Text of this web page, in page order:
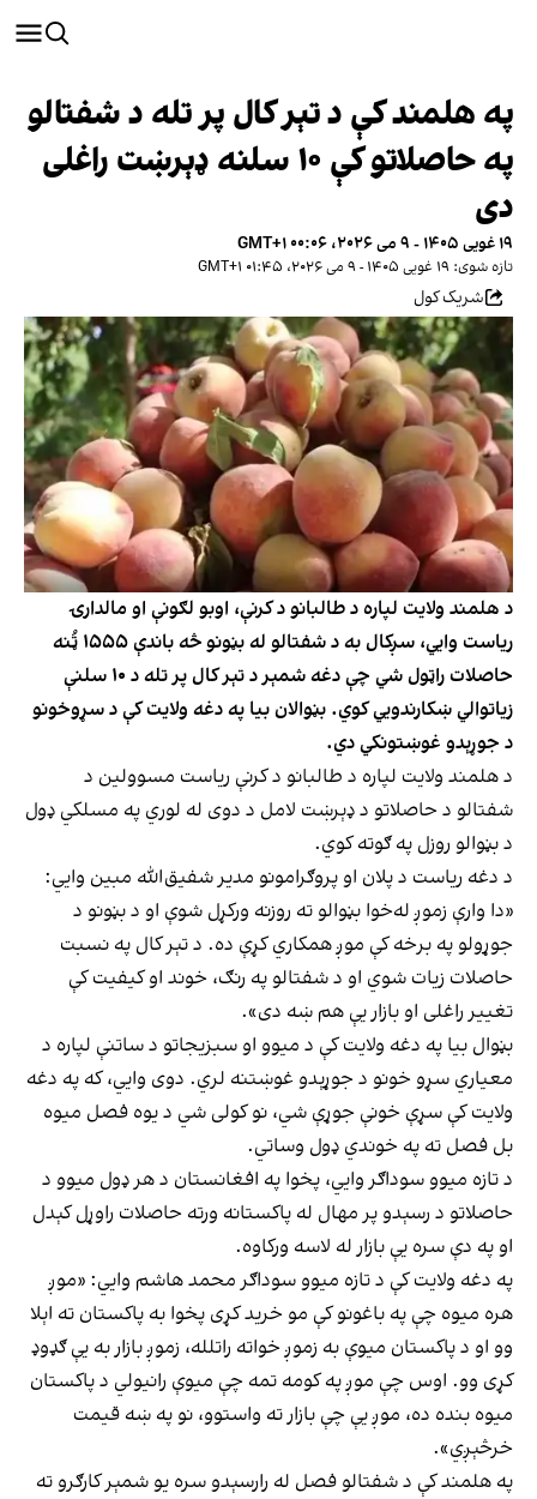
په هلمند کې د تېر کال پر تله د شفتالو
په حاصلاتو کې ۱۰ سلنه ډېرښت راغلی
دی
۱۹ غویی ۱۴۰۵ - ۹ می ۲۰۲۶، ۰۰:۰۶ GMT+۱
تازه شوی: ۱۹ غویی ۱۴۰۵ - ۹ می ۲۰۲۶، ۰۱:۴۵ GMT+۱
شریک کول
د هلمند ولایت لپاره د طالبانو د کرنې، اوبو لګونې او مالدارۍ
ریاست وايي، سږکال به د شفتالو له بڼونو څه باندې ۱۵۵۵ ټُنه
حاصلات راټول شي چې دغه شمېر د تېر کال پر تله د ۱۰ سلنې
زیاتوالي ښکارندويي کوي. بڼوالان بیا په دغه ولایت کې د سړوخونو
د جوړېدو غوښتونکي دي.
د هلمند ولایت لپاره د طالبانو د کرنې ریاست مسوولین د
شفتالو د حاصلاتو د ډېرښت لامل د دوی له لوري په مسلکي ډول
د بڼوالو روزل په ګوته کوي.
د دغه ریاست د پلان او پروګرامونو مدیر شفیق‌الله مبین وايي:
«دا وارې زموږ له‌خوا بڼوالو ته روزنه ورکړل شوې او د بڼونو د
جوړولو په برخه کې موږ همکاري کړې ده. د تېر کال په نسبت
حاصلات زیات شوي او د شفتالو په رنګ، خوند او کیفیت کې
تغییر راغلی او بازار یې هم ښه دی».
بڼوال بیا په دغه ولایت کې د میوو او سبزیجاتو د ساتنې لپاره د
معیاري سړو خونو د جوړېدو غوښتنه لري. دوی وايي، که په دغه
ولایت کې سړې خونې جوړې شي، نو کولی شي د یوه فصل میوه
بل فصل ته په خوندي ډول وساتي.
د تازه میوو سوداګر وايي، پخوا په افغانستان د هر ډول میوو د
حاصلاتو د رسېدو پر مهال له پاکستانه ورته حاصلات راوړل کېدل
او په دې سره یې بازار له لاسه ورکاوه.
په دغه ولایت کې د تازه میوو سوداګر محمد هاشم وايي: «موږ
هره میوه چې په باغونو کې مو خرید کړی پخوا به پاکستان ته اېلا
وو او د پاکستان میوې به زموږ خواته راتلله، زموږ بازار به یې ګډوډ
کړی وو. اوس چې موږ په کومه تمه چې میوې رانیولي د پاکستان
میوه بنده ده، موږ یې چې بازار ته واستوو، نو په ښه قیمت
خرڅېږي».
په هلمند کې د شفتالو فصل له رارسېدو سره یو شمېر کارګرو ته